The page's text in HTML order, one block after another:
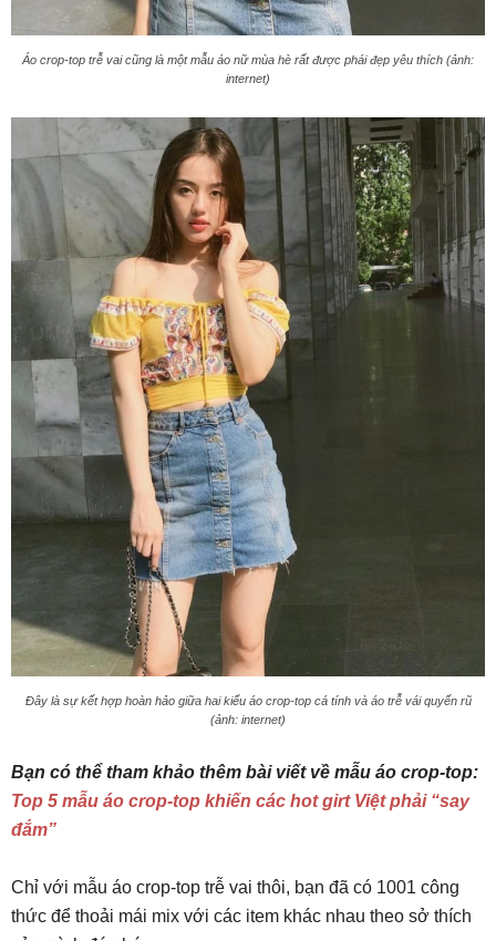
Áo crop-top trễ vai cũng là một mẫu áo nữ mùa hè rất được phái đẹp yêu thích (ảnh:
internet)
Đây là sự kết hợp hoàn hảo giữa hai kiểu áo crop-top cá tính và áo trễ vái quyến rũ
(ảnh: internet)
Bạn có thể tham khảo thêm bài viết về mẫu áo crop-top:
Top 5 mẫu áo crop-top khiến các hot girt Việt phải “say
đắm”
Chỉ với mẫu áo crop-top trễ vai thôi, bạn đã có 1001 công
thức để thoải mái mix với các item khác nhau theo sở thích